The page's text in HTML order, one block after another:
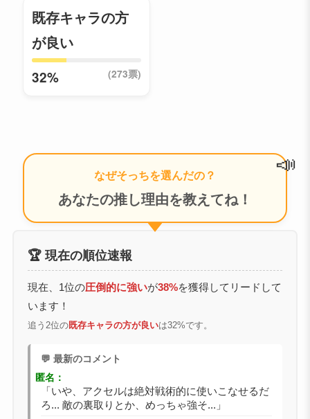
既存キャラの方
が良い
32% (273票)
なぜそっちを選んだの？
あなたの推し理由を教えてね！
📣
🏆 現在の順位速報
現在、1位の圧倒的に強いが38%を獲得してリードして
います！
追う2位の既存キャラの方が良いは32%です。
💬 最新のコメント
匿名：
「いや、アクセルは絶対戦術的に使いこなせるだ
ろ... 敵の裏取りとか、めっちゃ強そ...」